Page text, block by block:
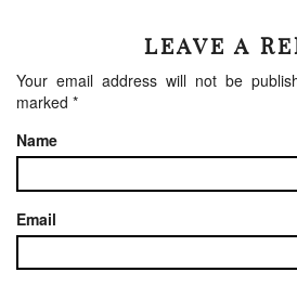
LEAVE A
Your email address will not be
marked *
Name
Email